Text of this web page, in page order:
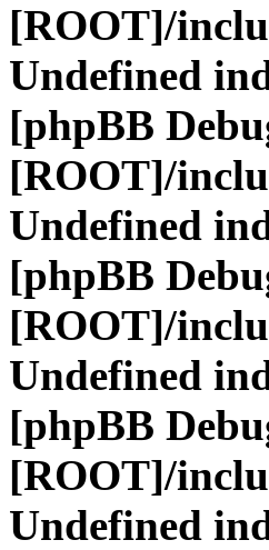
[ROOT]/
Undefined
[phpBB
[ROOT]/
Undefined
[phpBB
[ROOT]/
Undefined
[phpBB
[ROOT]/
Undefined